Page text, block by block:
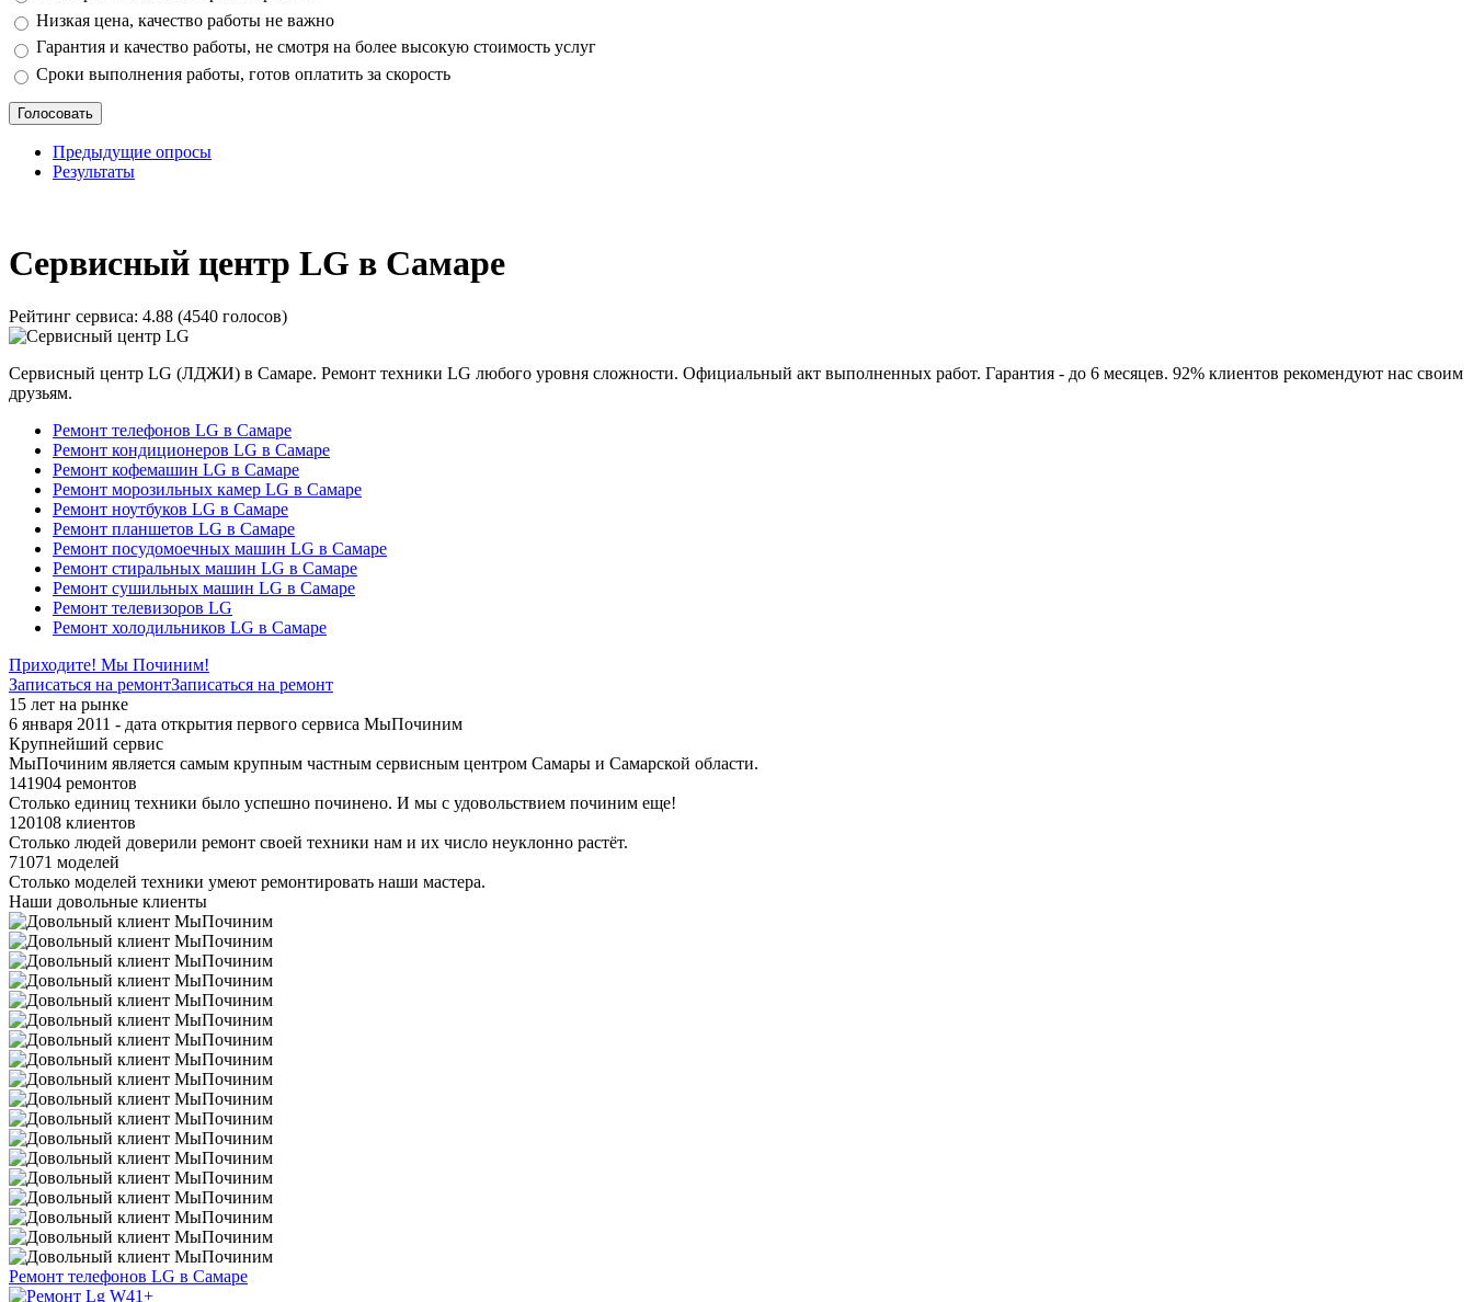
Низкая цена, качество работы не важно
Гарантия и качество работы, не смотря на более высокую стоимость услуг
Сроки выполнения работы, готов оплатить за скорость
Предыдущие опросы
Результаты
Сервисный центр LG в Самаре
Рейтинг сервиса: 4.88 (4540 голосов)
Сервисный центр LG (ЛДЖИ) в Самаре. Ремонт техники LG любого уровня сложности. Официальный акт выполненных работ. Гарантия - до 6 месяцев. 92% клиентов рекомендуют нас своим
друзьям.
Ремонт телефонов LG в Самаре
Ремонт кондиционеров LG в Самаре
Ремонт кофемашин LG в Самаре
Ремонт морозильных камер LG в Самаре
Ремонт ноутбуков LG в Самаре
Ремонт планшетов LG в Самаре
Ремонт посудомоечных машин LG в Самаре
Ремонт стиральных машин LG в Самаре
Ремонт сушильных машин LG в Самаре
Ремонт телевизоров LG
Ремонт холодильников LG в Самаре
Приходите! Мы Починим!
Записаться на ремонтЗаписаться на ремонт
15 лет на рынке
6 января 2011 - дата открытия первого сервиса МыПочиним
Крупнейший сервис
МыПочиним является самым крупным частным сервисным центром Самары и Самарской области.
141904 ремонтов
Столько единиц техники было успешно починено. И мы с удовольствием починим еще!
120108 клиентов
Столько людей доверили ремонт своей техники нам и их число неуклонно растёт.
71071 моделей
Столько моделей техники умеют ремонтировать наши мастера.
Наши довольные клиенты
Ремонт телефонов LG в Самаре